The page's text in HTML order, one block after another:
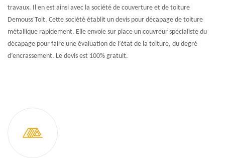
travaux. Il en est ainsi avec la société de couverture et de toiture
Demouss'Toit. Cette société établit un devis pour décapage de toiture
métallique rapidement. Elle envoie sur place un couvreur spécialiste du
décapage pour faire une évaluation de l’état de la toiture, du degré
d’encrassement. Le devis est 100% gratuit.